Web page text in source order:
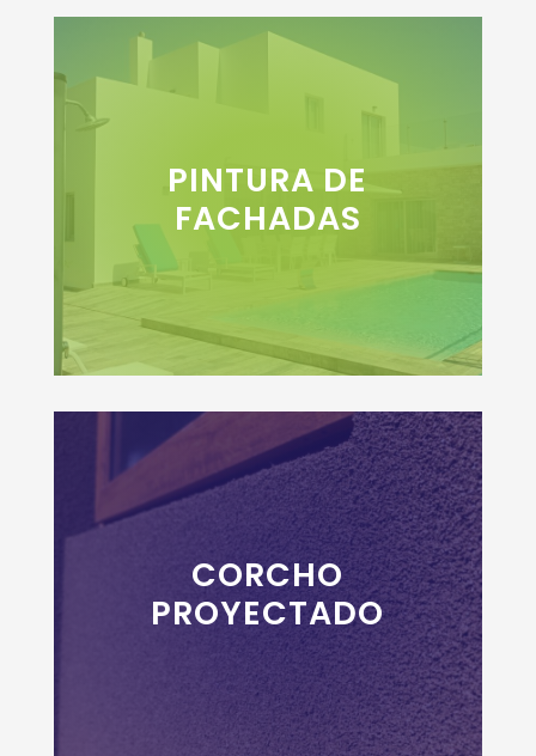
PINTURA DE
FACHADAS
CORCHO
PROYECTADO
+INFO